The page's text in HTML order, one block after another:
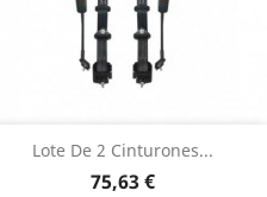
Lote De 2 Cinturones...
Precio
75,63 €
Vista rápida